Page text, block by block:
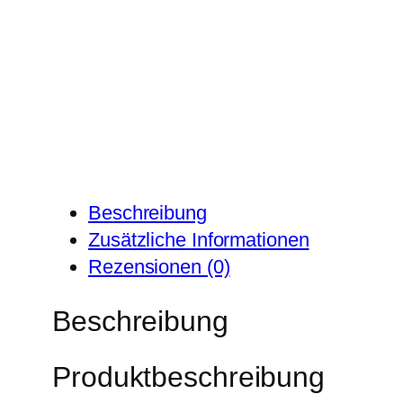
Beschreibung
Zusätzliche Informationen
Rezensionen (0)
Beschreibung
Produktbeschreibung